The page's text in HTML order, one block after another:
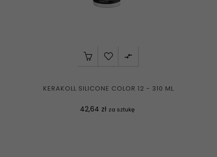

KERAKOLL SILICONE COLOR 12 - 310 ML
Cena
42,64 zł za sztukę